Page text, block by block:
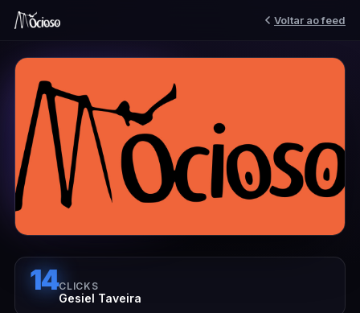
Voltar ao feed
14CLICKS
Gesiel Taveira